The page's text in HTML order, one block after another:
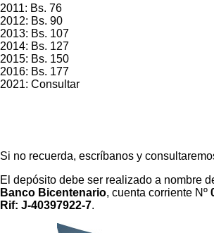
2011: Bs. 76
2012: Bs. 90
2013: Bs. 107
2014: Bs. 127
2015: Bs. 150
2016: Bs. 177
2021: Consultar
Si no recuerda, escríbanos y
El depósito debe ser realizado a nombre
Banco Bicentenario, cuenta corriente Nº
Rif: J-40397922-7.